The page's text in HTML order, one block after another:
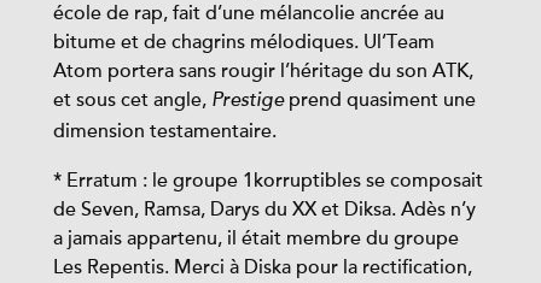
école de rap, fait d’une mélancolie ancrée au
bitume et de chagrins mélodiques. Ul’Team
Atom portera sans rougir l’héritage du son ATK,
et sous cet angle, Prestigeprend quasiment une
dimension testamentaire.
* Erratum : le groupe 1korruptibles se composait
de Seven, Ramsa, Darys du XX et Diksa. Adès n’y
a jamais appartenu, il était membre du groupe
Les Repentis. Merci à Diska pour la rectification,